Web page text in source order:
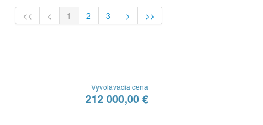
<< < 1 2 3 > >>
Vyvolávacia cena
212 000,00 €